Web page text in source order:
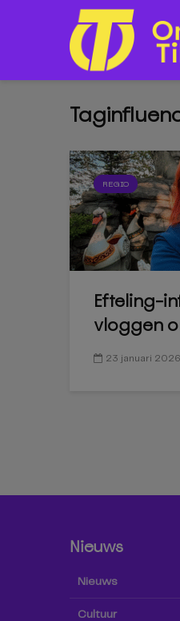
REGIO
Efteling-
vloggen
23 januari 2026
Nieuws
Nieuws
Cultuur